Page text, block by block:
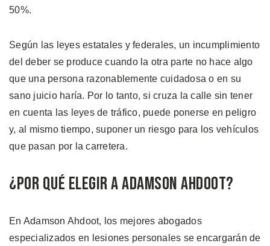
50%.
Según las leyes estatales y federales, un incumplimiento
del deber se produce cuando la otra parte no hace algo
que una persona razonablemente cuidadosa o en su
sano juicio haría. Por lo tanto, si cruza la calle sin tener
en cuenta las leyes de tráfico, puede ponerse en peligro
y, al mismo tiempo, suponer un riesgo para los vehículos
que pasan por la carretera.
¿Por qué Elegir a Adamson Ahdoot?
En Adamson Ahdoot, los mejores abogados
especializados en lesiones personales se encargarán de